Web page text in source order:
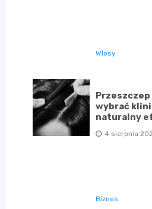
Włosy
Przeszczep
wybrać
naturalny
4 sierpnia
Biznes